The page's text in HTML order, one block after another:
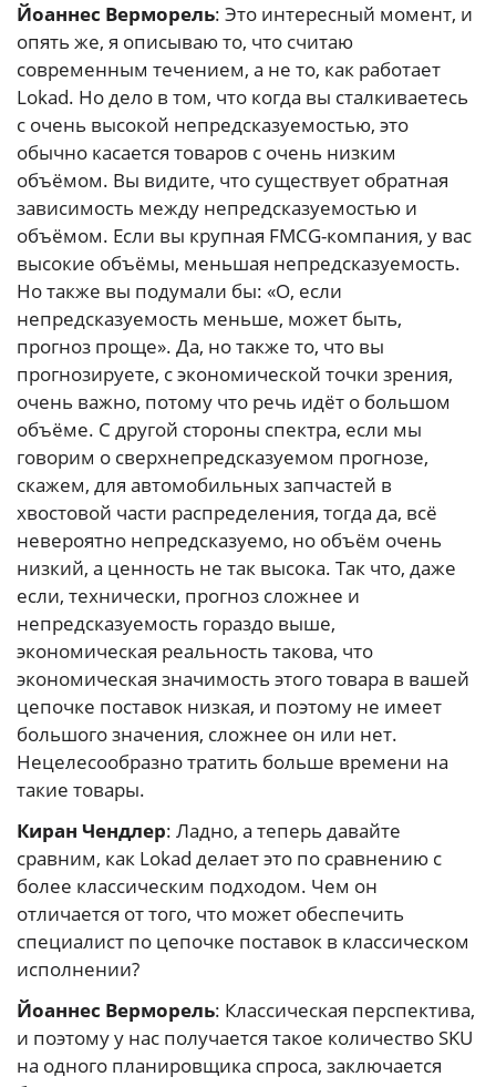
Йоаннес Верморель: Это интересный момент, и
опять же, я описываю то, что считаю
современным течением, а не то, как работает
Lokad. Но дело в том, что когда вы сталкиваетесь
с очень высокой непредсказуемостью, это
обычно касается товаров с очень низким
объёмом. Вы видите, что существует обратная
зависимость между непредсказуемостью и
объёмом. Если вы крупная FMCG-компания, у вас
высокие объёмы, меньшая непредсказуемость.
Но также вы подумали бы: «О, если
непредсказуемость меньше, может быть,
прогноз проще». Да, но также то, что вы
прогнозируете, с экономической точки зрения,
очень важно, потому что речь идёт о большом
объёме. С другой стороны спектра, если мы
говорим о сверхнепредсказуемом прогнозе,
скажем, для автомобильных запчастей в
хвостовой части распределения, тогда да, всё
невероятно непредсказуемо, но объём очень
низкий, а ценность не так высока. Так что, даже
если, технически, прогноз сложнее и
непредсказуемость гораздо выше,
экономическая реальность такова, что
экономическая значимость этого товара в вашей
цепочке поставок низкая, и поэтому не имеет
большого значения, сложнее он или нет.
Нецелесообразно тратить больше времени на
такие товары.
Киран Чендлер: Ладно, а теперь давайте
сравним, как Lokad делает это по сравнению с
более классическим подходом. Чем он
отличается от того, что может обеспечить
специалист по цепочке поставок в классическом
исполнении?
Йоаннес Верморель: Классическая перспектива,
и поэтому у нас получается такое количество SKU
на одного планировщика спроса, заключается